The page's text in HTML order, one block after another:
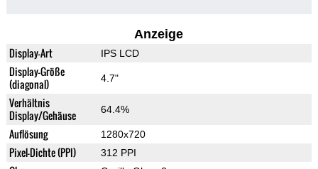
Anzeige
Display-Art IPS LCD
Display-Größe
(diagonal)
4.7"
Verhältnis
Display/Gehäuse
64.4%
Auflösung 1280x720
Pixel-Dichte (PPI) 312 PPI